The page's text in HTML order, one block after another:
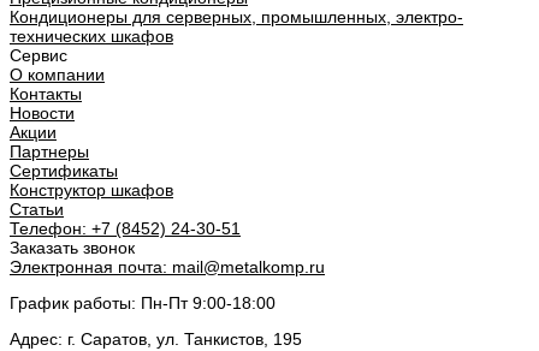
Кондиционеры для серверных, промышленных, электро-
технических шкафов
Сервис
О компании
Контакты
Новости
Акции
Партнеры
Сертификаты
Конструктор шкафов
Статьи
Телефон: +7 (8452) 24-30-51
Заказать звонок
Электронная почта: mail@metalkomp.ru
График работы: Пн-Пт 9:00-18:00
Адрес: г. Саратов, ул. Танкистов, 195